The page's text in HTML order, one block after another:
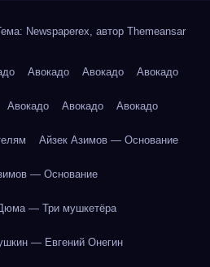
Newspaperex, автор Themeansar
Авокадо Авокадо Авокадо
Авокадо Авокадо Авокадо
Айзек Азимов — Основание
— Основание
— Три мушкетёра
— Евгений Онегин